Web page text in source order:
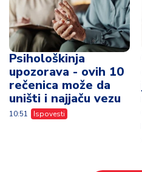
Psihološkinja
upozorava - ovih 10
rečenica može da
uništi i najjaču vezu
10:51 Ispovesti